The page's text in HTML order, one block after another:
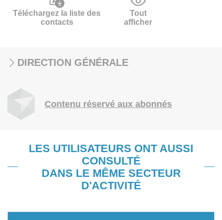
Téléchargez la liste des
contacts
Tout
afficher
DIRECTION GÉNÉRALE
Contenu réservé aux abonnés
LES UTILISATEURS ONT AUSSI
CONSULTÉ
DANS LE MÊME SECTEUR
D'ACTIVITÉ